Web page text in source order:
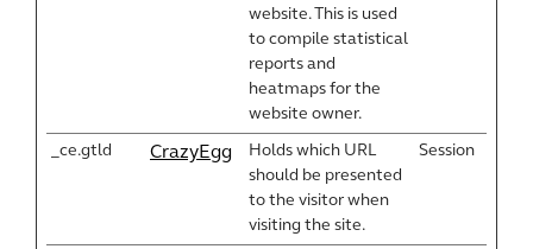
website. This is used
to compile statistical
reports and
heatmaps for the
website owner.
_ce.gtld CrazyEgg
Holds which URL
should be presented
to the visitor when
visiting the site.
Session